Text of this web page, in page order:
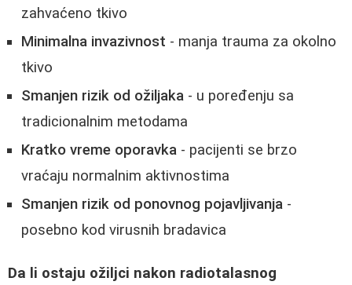
zahvaćeno tkivo
Minimalna invazivnost - manja trauma za okolno
tkivo
Smanjen rizik od ožiljaka - u poređenju sa
tradicionalnim metodama
Kratko vreme oporavka - pacijenti se brzo
vraćaju normalnim aktivnostima
Smanjen rizik od ponovnog pojavljivanja -
posebno kod virusnih bradavica
Da li ostaju ožiljci nakon radiotalasnog